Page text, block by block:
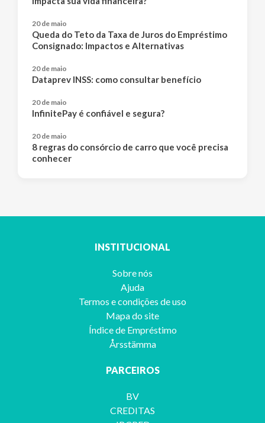
20 de maio
Queda do Teto da Taxa de Juros do Empréstimo
Consignado: Impactos e Alternativas
20 de maio
Dataprev INSS: como consultar benefício
20 de maio
InfinitePay é confiável e segura?
20 de maio
8 regras do consórcio de carro que você precisa
conhecer
INSTITUCIONAL
Sobre nós
Ajuda
Termos e condições de uso
Mapa do site
Índice de Empréstimo
Årsstämma
PARCEIROS
BV
CREDITAS